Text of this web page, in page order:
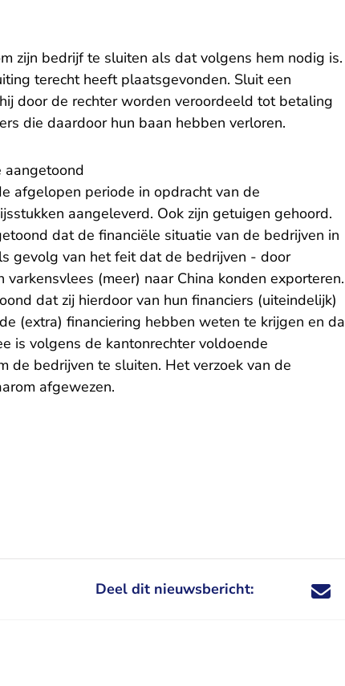
zijn bedrijf te sluiten als dat volgens hem nodig is.
terecht heeft plaatsgevonden. Sluit een
door de rechter worden veroordeeld tot betaling
die daardoor hun baan hebben verloren.
aangetoond
afgelopen periode in opdracht van de
aangeleverd. Ook zijn getuigen gehoord.
dat de financiële situatie van de bedrijven in
gevolg van het feit dat de bedrijven - door
(meer) naar China konden exporteren.
dat zij hierdoor van hun financiers (uiteindelijk)
(extra) financiering hebben weten te krijgen en
is volgens de kantonrechter voldoende
de bedrijven te sluiten. Het verzoek van de
afgewezen.
Deel dit nieuwsbericht: Deel dit
Deel
Deel